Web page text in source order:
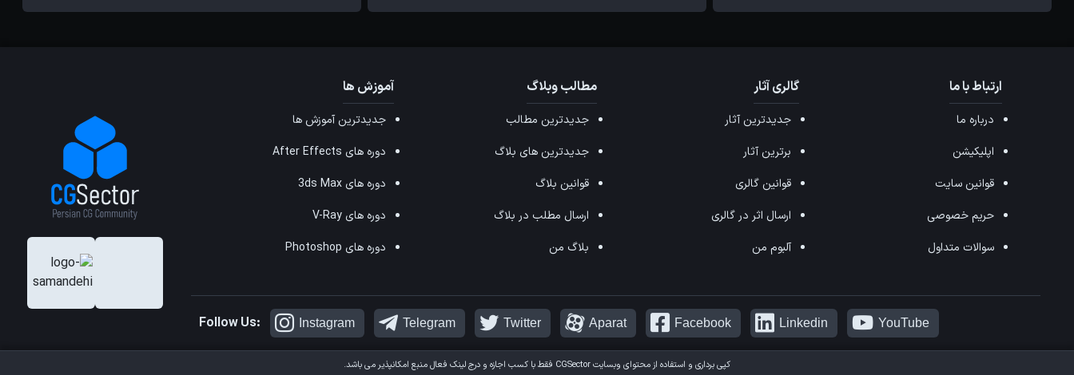
ارتباط با ما
درباره ما
اپلیکیشن
قوانین سایت
حریم خصوصی
سوالات متداول
گالری آثار
جدیدترین آثار
برترین آثار
قوانین گالری
ارسال اثر در گالری
آلبوم من
مطالب وبلاگ
جدیدترین مطالب
جدیدترین های بلاگ
قوانین بلاگ
ارسال مطلب در بلاگ
بلاگ من
آموزش ها
جدیدترین آموزش ها
دوره های After Effects
دوره های 3ds Max
دوره های V-Ray
دوره های Photoshop
Follow Us: Instagram Telegram Twitter Aparat Facebook Linkedin YouTube
کپی برداری و استفاده از محتوای وبسایتCGSector فقط با کسب اجازه و درج لینک فعال منبع امکانپذیر می باشد.